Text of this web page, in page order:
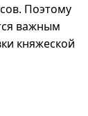
Поэтому
важным
княжеской